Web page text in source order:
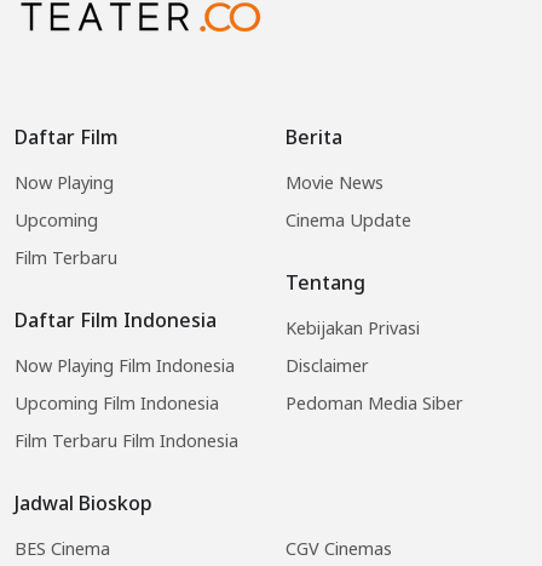
Daftar Film
Now Playing
Upcoming
Film Terbaru
Daftar Film Indonesia
Now Playing Film Indonesia
Upcoming Film Indonesia
Film Terbaru Film Indonesia
Jadwal Bioskop
BES Cinema
CGV Cinemas
Berita
Movie News
Cinema Update
Tentang
Kebijakan Privasi
Disclaimer
Pedoman Media Siber